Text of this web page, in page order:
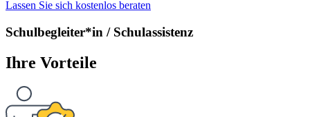
Lassen Sie sich kostenlos beraten
Schulbegleiter*in / Schulassistenz
Ihre Vorteile